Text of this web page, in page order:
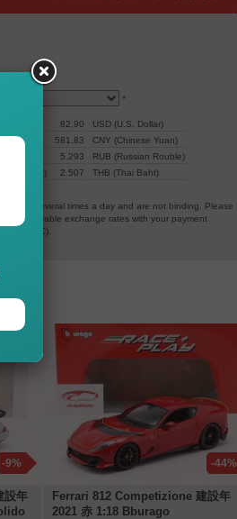
*
82,90
USD (U.S. Dollar)
581,83
CNY (Chinese Yuan)
Yen) 5.293
RUB (Russian Rouble)
Dollar) 2.507 THB (Thai Baht)
several times a day and are not binding. Please
less favorable exchange rates with your payment
cards, EC).
-9%
設年
-44%
Ferrari 812 Competizione 建設年
2021 赤 1:18 Bburago